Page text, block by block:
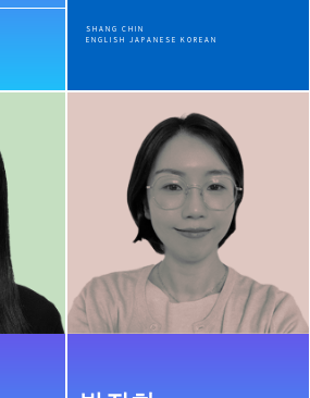
SHANG CHIN
ENGLISH JAPANESE KOREAN